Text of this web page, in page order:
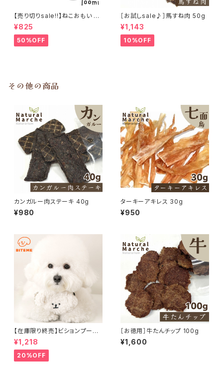
【売り切りsale!!】ねこおもい 猫
ご飯の吐き戻しに 酵素と食物繊
維 100ml
¥825
50%OFF
［お試しsale♪］馬すね肉 50g
¥1,143
10%OFF
その他の商品
カンガルー肉ステーキ 40g
¥980
ターキーアキレス 30g
¥950
【在庫限り終売】ビションプーバ
ッグポーチ BITE ME バイトミー
¥1,218
20%OFF
［お徳用］牛たんチップ 100g
¥1,600